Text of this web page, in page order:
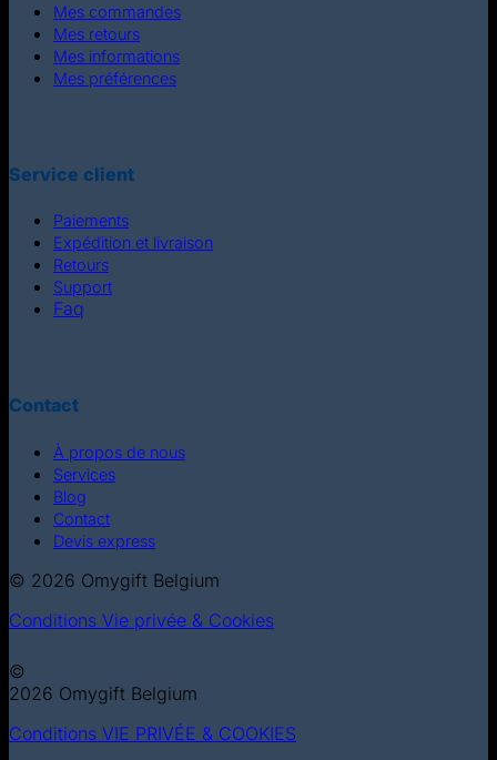
Mes commandes
Mes retours
Mes informations
Mes préférences
Service client
Paiements
Expédition et livraison
Retours
Support
Faq
Contact
À propos de nous
Services
Blog
Contact
Devis express
© 2026 Omygift Belgium
Conditions Vie privée & Cookies
©
2026 Omygift Belgium
Conditions VIE PRIVÉE & COOKIES